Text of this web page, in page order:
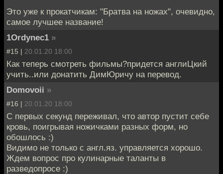
Это уже к прокатчикам: "Братва на ножах", очевидно,
самое лучшее название!
1Ordynec1 »
#15 | 20.01.20 18:00
Как теперь смотреть фильмы?придется англиЦкий
учить..или донатить ДимЮричу на перевод.
Domovoii »
#16 | 20.01.20 18:00
С первых секунд переживал, что автор пустит себе
кровь, поигрывая ножичками разных форм, но
обошлось :)
Видимо не только с англ.яз. управляется хорошо.
Ждем вопрос про кулинарные таланты в
разведопросе :)